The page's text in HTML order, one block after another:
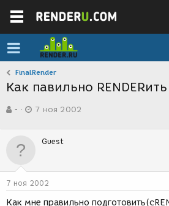
FinalRender
Как павильно
в
р
-
а
д
н
7 ноя 2002
Guest
7 ноя 2002
Как мне правильно